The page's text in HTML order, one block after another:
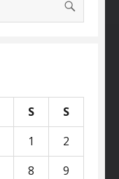
S
S
1
2
8
9